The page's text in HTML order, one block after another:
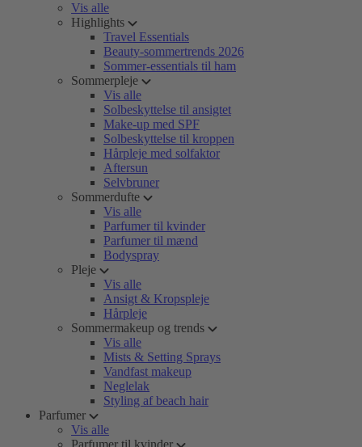
Vis alle
Highlights
Travel Essentials
Beauty-sommertrends 2026
Sommer-essentials til ham
Sommerpleje
Vis alle
Solbeskyttelse til ansigtet
Make-up med SPF
Solbeskyttelse til kroppen
Hårpleje med solfaktor
Aftersun
Selvbruner
Sommerdufte
Vis alle
Parfumer til kvinder
Parfumer til mænd
Bodyspray
Pleje
Vis alle
Ansigt & Kropspleje
Hårpleje
Sommermakeup og trends
Vis alle
Mists & Setting Sprays
Vandfast makeup
Neglelak
Styling af beach hair
Parfumer
Vis alle
Parfumer til kvinder